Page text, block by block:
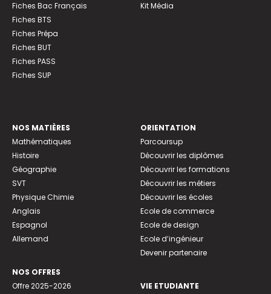
Fiches Bac Français
Fiches BTS
Fiches Prépa
Fiches BUT
Fiches PASS
Fiches SUP
Kit Média
NOS MATIÈRES
Mathématiques
Histoire
Géographie
SVT
Physique Chimie
Anglais
Espagnol
Allemand
NOS OFFRES
Offre 2025-2026
ORIENTATION
Parcoursup
Découvrir les diplômes
Découvrir les formations
Découvrir les métiers
Découvrir les écoles
Ecole de commerce
Ecole de design
Ecole d’ingénieur
Devenir partenaire
VIE ETUDIANTE